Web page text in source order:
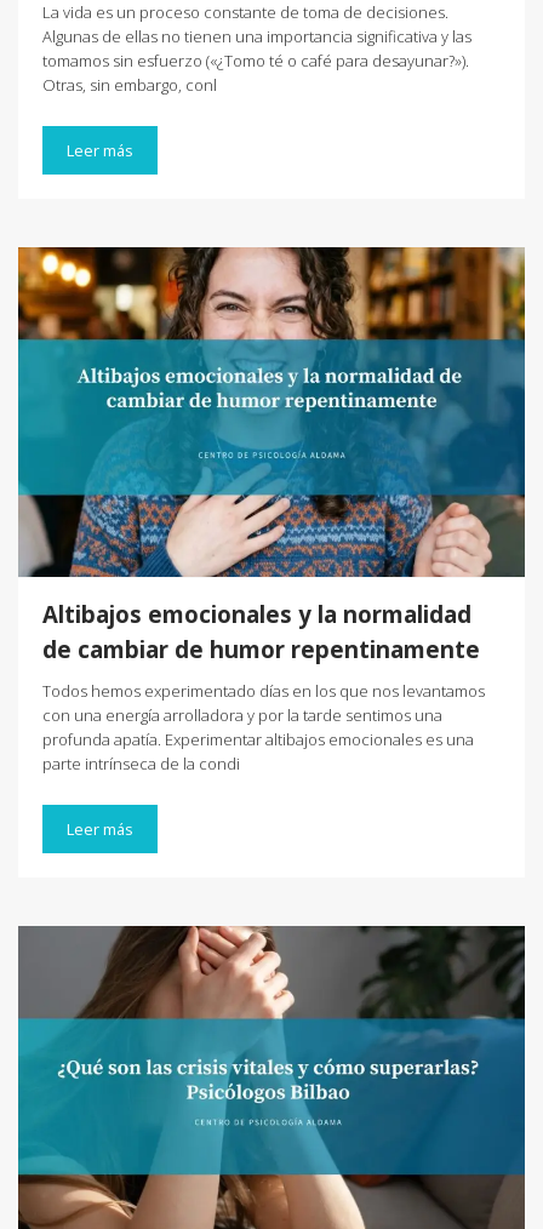
La vida es un proceso constante de toma de decisiones.
Algunas de ellas no tienen una importancia significativa y las
tomamos sin esfuerzo («¿Tomo té o café para desayunar?»).
Otras, sin embargo, conl
Leer más
Altibajos emocionales y la normalidad
de cambiar de humor repentinamente
Todos hemos experimentado días en los que nos levantamos
con una energía arrolladora y por la tarde sentimos una
profunda apatía. Experimentar altibajos emocionales es una
parte intrínseca de la condi
Leer más